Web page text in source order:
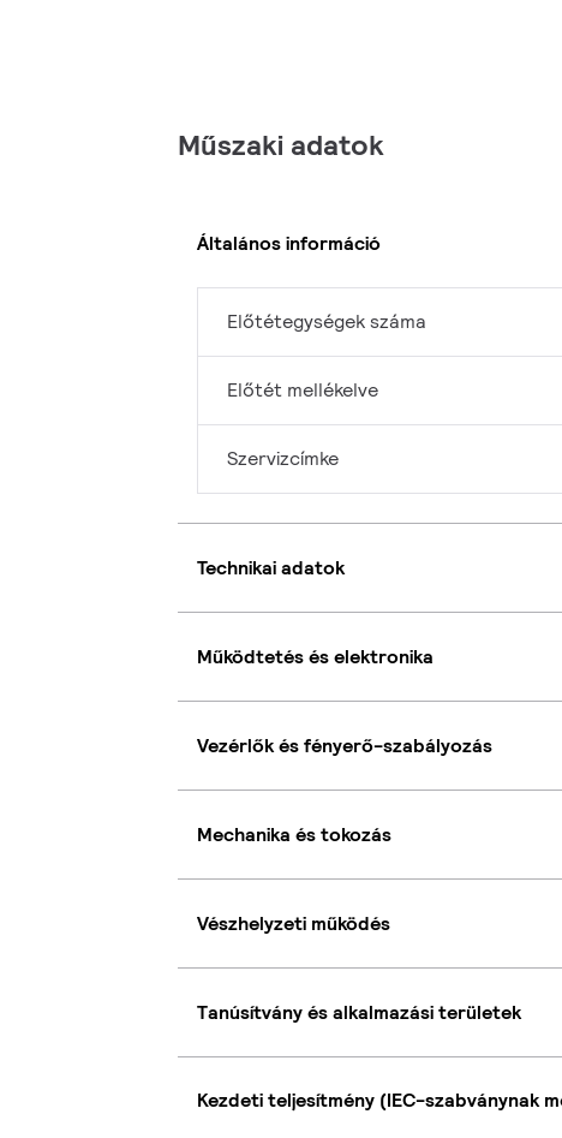
Műszaki adatok
Általános információ
Előtétegységek száma
Előtét mellékelve
Szervizcímke
Technikai adatok
Működtetés és elektronika
Vezérlők és fényerő-szabályozás
Mechanika és tokozás
Vészhelyzeti működés
Tanúsítvány és alkalmazási területek
Kezdeti teljesítmény (IEC-szabványnak